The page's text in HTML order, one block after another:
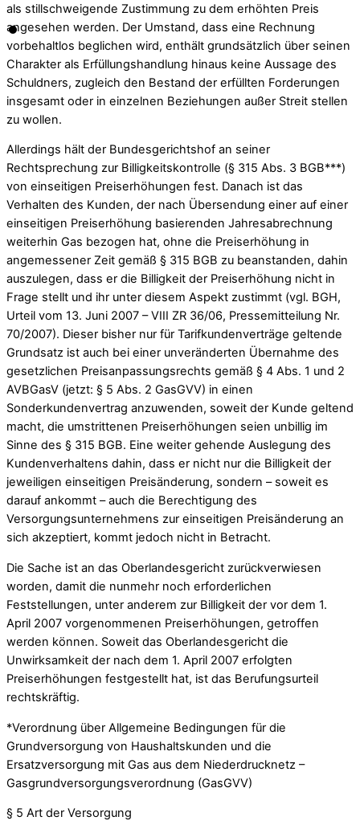
als stillschweigende Zustimmung zu dem erhöhten Preis
angesehen werden. Der Umstand, dass eine Rechnung
vorbehaltlos beglichen wird, enthält grundsätzlich über seinen
Charakter als Erfüllungshandlung hinaus keine Aussage des
Schuldners, zugleich den Bestand der erfüllten Forderungen
insgesamt oder in einzelnen Beziehungen außer Streit stellen
zu wollen.
Allerdings hält der Bundesgerichtshof an seiner
Rechtsprechung zur Billigkeitskontrolle (§ 315 Abs. 3 BGB***)
von einseitigen Preiserhöhungen fest. Danach ist das
Verhalten des Kunden, der nach Übersendung einer auf einer
einseitigen Preiserhöhung basierenden Jahresabrechnung
weiterhin Gas bezogen hat, ohne die Preiserhöhung in
angemessener Zeit gemäß § 315 BGB zu beanstanden, dahin
auszulegen, dass er die Billigkeit der Preiserhöhung nicht in
Frage stellt und ihr unter diesem Aspekt zustimmt (vgl. BGH,
Urteil vom 13. Juni 2007 – VIII ZR 36/06, Pressemitteilung Nr.
70/2007). Dieser bisher nur für Tarifkundenverträge geltende
Grundsatz ist auch bei einer unveränderten Übernahme des
gesetzlichen Preisanpassungsrechts gemäß § 4 Abs. 1 und 2
AVBGasV (jetzt: § 5 Abs. 2 GasGVV) in einen
Sonderkundenvertrag anzuwenden, soweit der Kunde geltend
macht, die umstrittenen Preiserhöhungen seien unbillig im
Sinne des § 315 BGB. Eine weiter gehende Auslegung des
Kundenverhaltens dahin, dass er nicht nur die Billigkeit der
jeweiligen einseitigen Preisänderung, sondern – soweit es
darauf ankommt – auch die Berechtigung des
Versorgungsunternehmens zur einseitigen Preisänderung an
sich akzeptiert, kommt jedoch nicht in Betracht.
Die Sache ist an das Oberlandesgericht zurückverwiesen
worden, damit die nunmehr noch erforderlichen
Feststellungen, unter anderem zur Billigkeit der vor dem 1.
April 2007 vorgenommenen Preiserhöhungen, getroffen
werden können. Soweit das Oberlandesgericht die
Unwirksamkeit der nach dem 1. April 2007 erfolgten
Preiserhöhungen festgestellt hat, ist das Berufungsurteil
rechtskräftig.
*Verordnung über Allgemeine Bedingungen für die
Grundversorgung von Haushaltskunden und die
Ersatzversorgung mit Gas aus dem Niederdrucknetz –
Gasgrundversorgungsverordnung (GasGVV)
§ 5 Art der Versorgung